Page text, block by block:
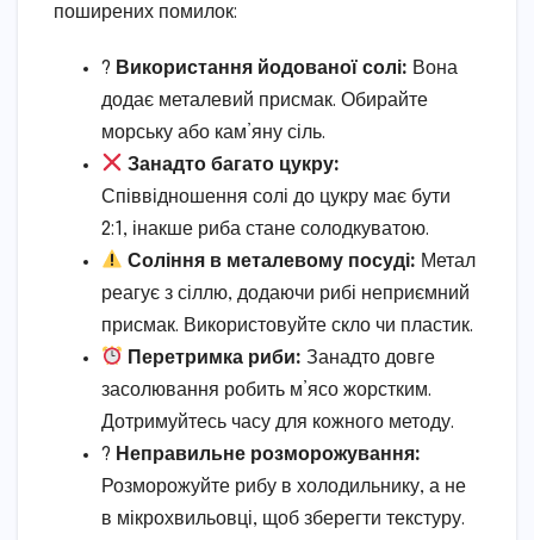
поширених помилок:
? Використання йодованої солі: Вона
додає металевий присмак. Обирайте
морську або кам’яну сіль.
Занадто багато цукру:
Співвідношення солі до цукру має бути
2:1, інакше риба стане солодкуватою.
Соління в металевому посуді: Метал
реагує з сіллю, додаючи рибі неприємний
присмак. Використовуйте скло чи пластик.
Перетримка риби: Занадто довге
засолювання робить м’ясо жорстким.
Дотримуйтесь часу для кожного методу.
? Неправильне розморожування:
Розморожуйте рибу в холодильнику, а не
в мікрохвильовці, щоб зберегти текстуру.